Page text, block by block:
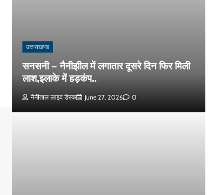
उत्तराखण्ड
सनसनी – नैनीझील में लगातार दूसरे दिन फिर मिली
लाश,इलाके में हड़कंप..
नैनीताल लाइव डेस्क June 27, 2026 0